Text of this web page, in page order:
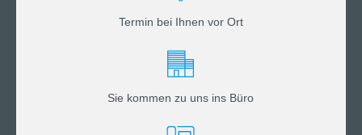
Termin bei Ihnen vor Ort
Sie kommen zu uns ins Büro